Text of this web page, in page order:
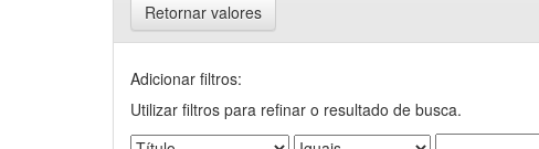
Retornar valores
Adicionar filtros:
Utilizar filtros para refinar o resultado de busca.